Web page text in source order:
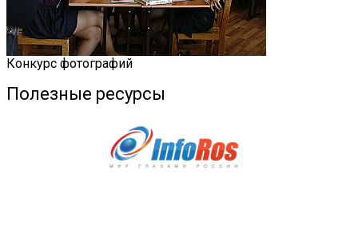
Конкурс фотографий
Полезные ресурсы